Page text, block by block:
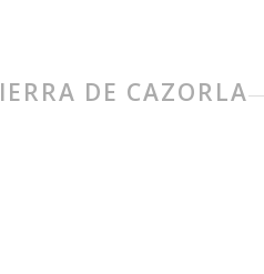
DE CAZORLA